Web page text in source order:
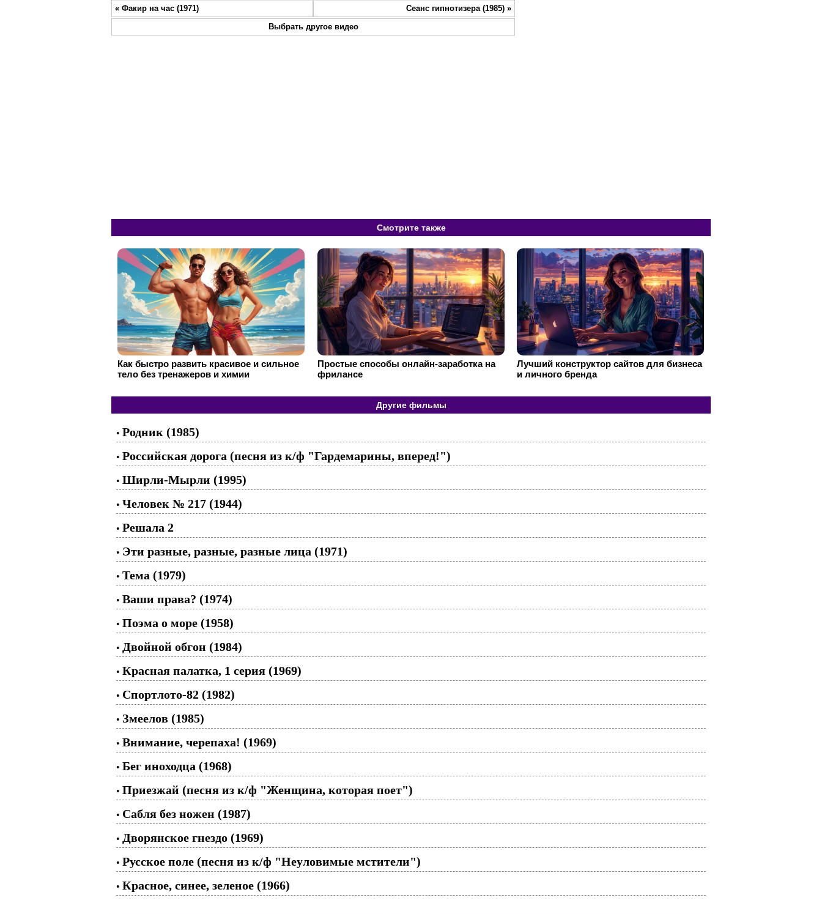
fullscreen
« Факир на час (1971) Сеанс гипнотизера (1985) »
Выбрать другое видео
Смотрите также
Как быстро развить красивое и сильное
тело без тренажеров и химии
Простые способы онлайн-заработка на
фрилансе
Лучший конструктор сайтов для бизнеса
и личного бренда
Другие фильмы
• Родник (1985)
• Российская дорога (песня из к/ф "Гардемарины, вперед!")
• Ширли-Мырли (1995)
• Человек № 217 (1944)
• Решала 2
• Эти разные, разные, разные лица (1971)
• Тема (1979)
• Ваши права? (1974)
• Поэма о море (1958)
• Двойной обгон (1984)
• Красная палатка, 1 серия (1969)
• Спортлото-82 (1982)
• Змеелов (1985)
• Внимание, черепаха! (1969)
• Бег иноходца (1968)
• Приезжай (песня из к/ф "Женщина, которая поет")
• Сабля без ножен (1987)
• Дворянское гнездо (1969)
• Русское поле (песня из к/ф "Неуловимые мстители")
• Красное, синее, зеленое (1966)